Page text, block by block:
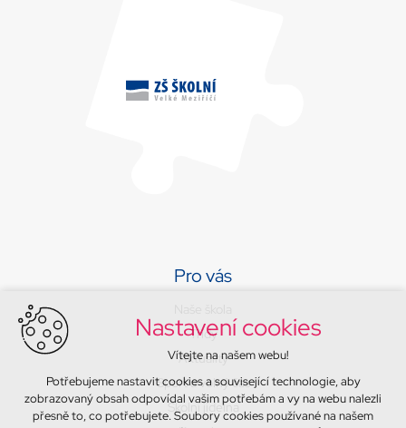
Pro vás
Třídy
Aktuality
Sport a volný čas
Školní jídelna
Nastavení cookies
Vítejte na našem webu!
Potřebujeme nastavit cookies a související technologie, aby
zobrazovaný obsah odpovídal vašim potřebám a vy na webu nalezli
přesně to, co potřebujete. Soubory cookies používané na našem